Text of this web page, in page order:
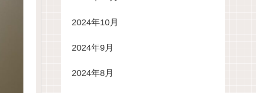
2024年10月
2024年9月
2024年8月